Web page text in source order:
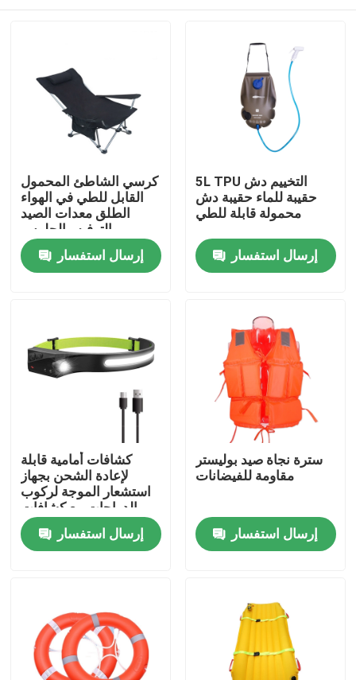
منزل
حول بنا
المنتجات
زي التمويه العسكري
درع عسكري باليستي
معطف الشتاء العسكري
حقيبة ظهر عسكرية تكتيكية
كرسي الشاطئ المحمول
القابل للطي في الهواء
الطلق معدات الصيد
والترفيه والجلوس
والكذب
إرسال استفسار
5L TPU التخييم دش
حقيبة للماء حقيبة دش
محمولة قابلة للطي
إرسال استفسار
كشافات أمامية قابلة
لإعادة الشحن بجهاز
استشعار الموجة لركوب
الدراجات مع كشافات
USB قابلة لإعادة الشحن
إرسال استفسار
سترة نجاة صيد بوليستر
مقاومة للفيضانات
إرسال استفسار